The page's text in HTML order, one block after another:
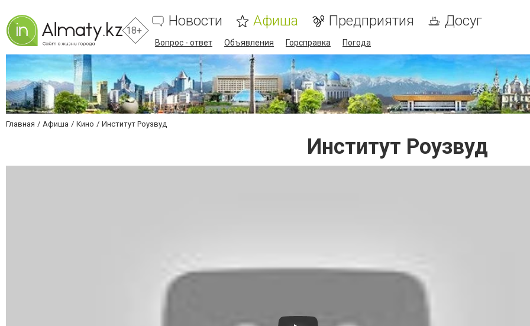
18+
Новости Афиша Предприятия Досуг
Вопрос - ответ Объявления Горсправка Погода
Главная Афиша Кино Институт Роузвуд
Институт Роузвуд